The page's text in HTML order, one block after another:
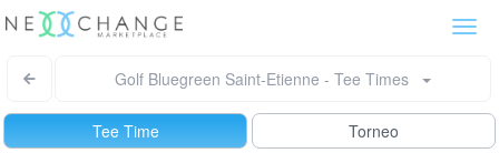
Golf Bluegreen Saint-Etienne - Tee Times
Tee Time
Torneo